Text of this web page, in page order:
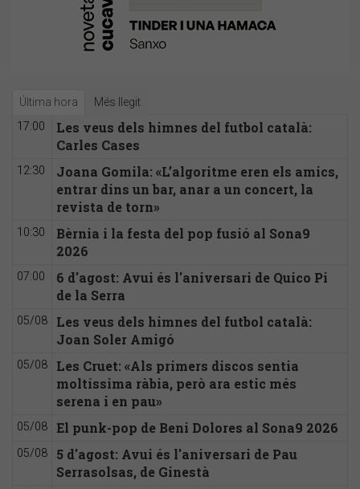
Última hora Més llegit
17:00
Les veus dels himnes del futbol català:
Carles Cases
12:30
Joana Gomila: «L’algoritme eren els amics,
entrar dins un bar, anar a un concert, la
revista de torn»
10:30
Bèrnia i la festa del pop fusió al Sona9
2026
07:00
6 d'agost: Avui és l'aniversari de Quico Pi
de la Serra
05/08
Les veus dels himnes del futbol català:
Joan Soler Amigó
05/08
Les Cruet: «Als primers discos sentia
moltíssima ràbia, però ara estic més
serena i en pau»
05/08 El punk-pop de Beni Dolores al Sona9 2026
05/08
5 d'agost: Avui és l'aniversari de Pau
Serrasolsas, de Ginestà